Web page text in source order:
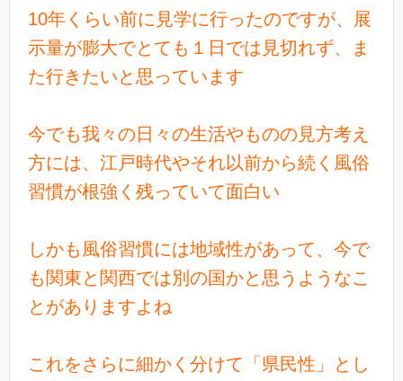
10年くらい前に見学に行ったのですが、展
示量が膨大でとても１日では見切れず、ま
た行きたいと思っています
今でも我々の日々の生活やものの見方考え
方には、江戸時代やそれ以前から続く風俗
習慣が根強く残っていて面白い
しかも風俗習慣には地域性があって、今で
も関東と関西では別の国かと思うようなこ
とがありますよね
これをさらに細かく分けて「県民性」とし